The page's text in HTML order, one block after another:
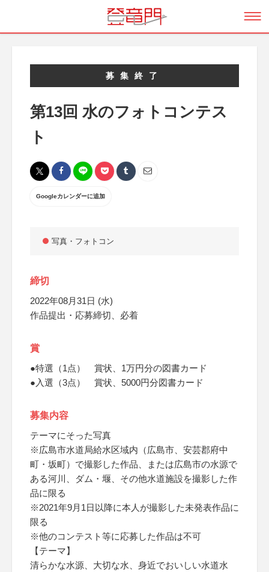
募集終了
第13回 水のフォトコンテス
ト
Googleカレンダーに追加
写真・フォトコン
締切
2022年08月31日 (水)
作品提出・応募締切、必着
賞
●特選（1点） 賞状、1万円分の図書カード
●入選（3点） 賞状、5000円分図書カード
募集内容
テーマにそった写真
※広島市水道局給水区域内（広島市、安芸郡府中
町・坂町）で撮影した作品、または広島市の水源で
ある河川、ダム・堰、その他水道施設を撮影した作
品に限る
※2021年9月1日以降に本人が撮影した未発表作品に
限る
※他のコンテスト等に応募した作品は不可
【テーマ】
清らかな水源、大切な水、身近でおいしい水道水